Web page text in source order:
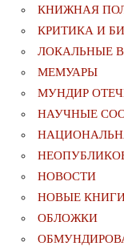
КНИЖНАЯ
КРИТИКА И
ЛОКАЛЬНЫЕ
МЕМУАРЫ
МУНДИР
НАУЧНЫЕ
НОВОСТИ
НОВЫЕ
ОБЛОЖКИ